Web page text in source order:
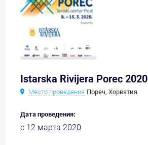
Istarska Rivijera Porec 2020
Место проведения Пореч, Хорватия
Дата проведения:
с 12 марта 2020